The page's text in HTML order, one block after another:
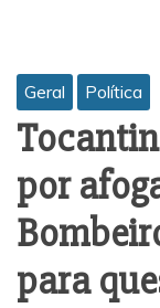
Geral Política
por
para